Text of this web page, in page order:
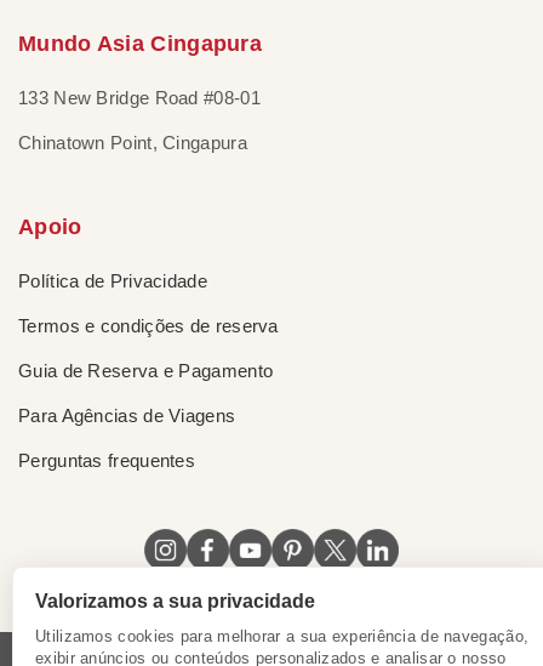
Mundo Asia Cingapura
133 New Bridge Road #08-01
Chinatown Point, Cingapura
Apoio
Política de Privacidade
Termos e condições de reserva
Guia de Reserva e Pagamento
Para Agências de Viagens
Perguntas frequentes
Valorizamos a sua privacidade
Utilizamos cookies para melhorar a sua experiência de navegação,
exibir anúncios ou conteúdos personalizados e analisar o nosso